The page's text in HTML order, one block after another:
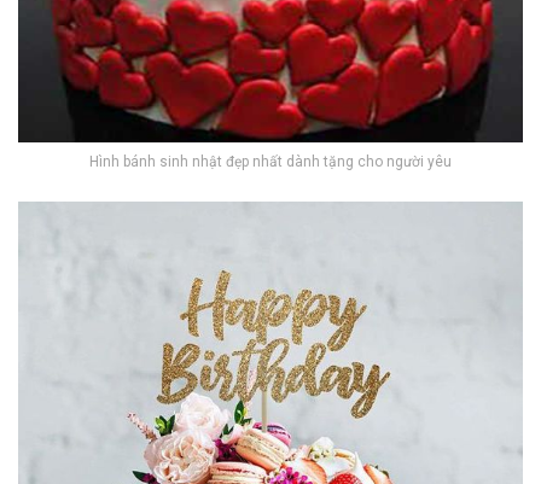
Hình bánh sinh nhật đẹp nhất dành tặng cho người yêu